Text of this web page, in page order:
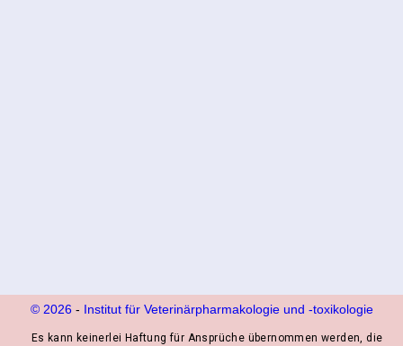
© 2026- Institut für Veterinärpharmakologie und ‑toxikologie
Es kann keinerlei Haftung für Ansprüche übernommen werden, die